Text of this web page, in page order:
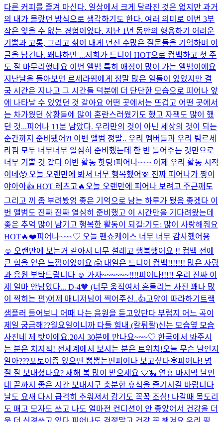
다른 커피를 즐겨 마신다. 일상에서 크게 달라진 것은 없지만 과거
의 내가 몰랐던 방식으로 생각하기도 한다. 여러 의미로 이번 3부
작은 잊을 수 없는 경험이었다. 지난 1년 동안의 형용하기 어려운
기쁨과 고통, 그리고 삶이 내게 던진 수많은 질문들을 기억하며 이
글을 남긴다. 왜냐하면 ...저희가 드디어 HOT으로 컴백하고 첫 주
도 잘 마무리했네요 이번 앨범 특히 애정이 많이 가는 앨범이에요
지난날을 돌아보면 르세라핌에게 정말 많은 일들이 있었지만 결
국 시간은 지나고 그 시간들 덕분에 더 단단한 모습으로 피어나 앞
에 나타날 수 있었던 것 같아요 어떤 곳에서는 뜨겁고 어떤 곳에서
는 차가웠던 상황들에 많이 혼란스러웠기도 했고 자책도 많이 했
던 것...피어나 11분 남았다. 우리만의 것이 아닌 세상의 것이 되는
순간까지 준비됐어?! 이번 앨범 정말.. 우리 멤버들과 우리 팀르세
라핌 모두 너무너무 열심히 준비했는데 한 번 들어주는 것만으로
너무 기쁠 것 같다 이번 활동 핫팅!피어나~~~ 이제 우리 활동 시작
이네🥺 오늘 오랜만에 봐서 너무 행복했어🫶 진짜 피어나가 짱이
야아아👍 HOT 레츠고🔥 오늘 오랜만에 피어나 보려고 주근깨도
그리고 끼 좀 부려봤엉 좋은 기억으로 남는 하루가 됐음 좋겠다 이
번 앨범도 진짜 진짜 열심히 준비했고 이 시간만을 기다려왔는데
좋은 추억 많이 남기고 행복한 활동이 되길:기도: 많이 사랑해줘요
HOT🔥❤️피어나~~~♡ 오늘 팬쇼케이스 너무 너무 감사했어용
☺️ 오랜만에 보는거 같아서 너무 설레고 행복했어요 !! 컴백 전에
큰 힘을 얻은 느낌이었어요 🤗 내일은 드디어 컴백!!!!!!! 많은 사랑
과 응원 부탁드립니다 ☺️ 가자~~~~~~!!!!피어나!!!!! 우리 진짜 이
제 얼마 안남았다... D-4🧡 (너무 움직여서 흔들리는 사진 꽤나 많
이 찍히는 편)어제 매니저님이 찍어주신..👍고양이 따라하기 트랙
샘플러 들어보니 어때 나는 음원을 듣고있단다 부럽지 어느 곡이
제일 궁금해??월요일이니까 다들 힘내 (칼튀짤)신는 모습옆 모습
사진네 제 탓이에요.20시 30분에 만나요~~~♡ 한국에서 봐주시
는 분은 치지직! 전세계에서 보시는 분은 트위치!오늘 무슨 날인지
알아???포토이즘 있으면 뽕뽑는편피어나 보고싶다💭피어나! 명
절 잘 보내셨나요? 새해 복 많이 받으세요 🤍🐍 연휴 마지막 날인
데 끝까지 좋은 시간 보내시구 충분한 휴식을 즐기시길 바랍니다
날도 요새 다시 급격히 추워져서 감기도 꼭꼭 조심! 나갈때 목도리
도 매고 모자도 쓰고 나도 얼마전 컨디션이 안 좋았어서 건강을 더